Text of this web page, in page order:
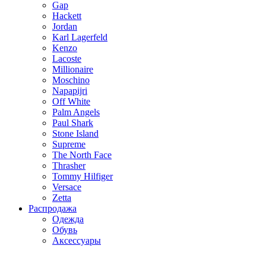
Gap
Hackett
Jordan
Karl Lagerfeld
Kenzo
Lacoste
Millionaire
Moschino
Napapijri
Off White
Palm Angels
Paul Shark
Stone Island
Supreme
The North Face
Thrasher
Tommy Hilfiger
Versace
Zetta
Распродажа
Одежда
Обувь
Аксессуары